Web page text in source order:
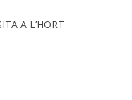
A L’HORT